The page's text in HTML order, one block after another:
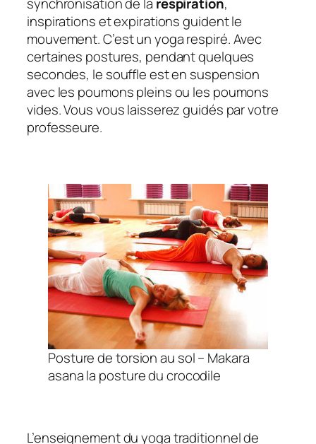
inspirations et expirations guident le
mouvement. C’est un yoga respiré. Avec
certaines postures, pendant quelques
secondes, le souffle est en suspension
avec les poumons pleins ou les poumons
vides. Vous vous laisserez guidés par votre
professeure.
Posture de torsion au sol – Makara
asana la posture du crocodile
L’enseignement du yoga traditionnel de